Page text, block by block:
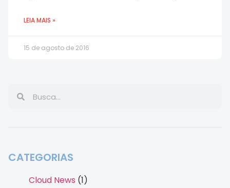
LEIA MAIS »
15 de agosto de 2016
CATEGORIAS
Cloud News (1)